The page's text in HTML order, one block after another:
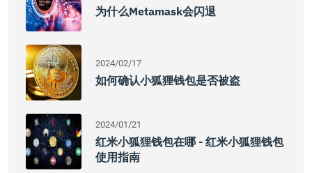
为什么Metamask会闪退
2024/02/17
如何确认小狐狸钱包是否被盗
2024/01/21
红米小狐狸钱包在哪 - 红米小狐狸钱包
使用指南